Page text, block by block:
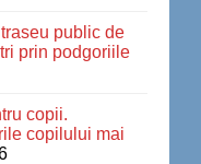
public de
prin podgoriile
copii.
copilului mai